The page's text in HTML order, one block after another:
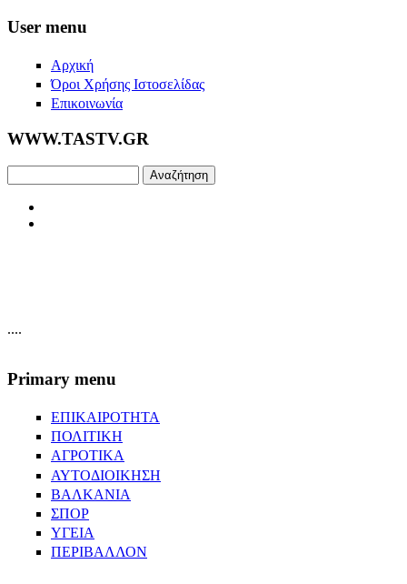
Skip to main content
User menu
Αρχική
Όροι Χρήσης Ιστοσελίδας
Επικοινωνία
WWW.TASTV.GR
....
Primary menu
ΕΠΙΚΑΙΡΟΤΗΤΑ
ΠΟΛΙΤΙΚΗ
ΑΓΡΟΤΙΚΑ
ΑΥΤΟΔΙΟΙΚΗΣΗ
ΒΑΛΚΑΝΙΑ
ΣΠΟΡ
ΥΓΕΙΑ
ΠΕΡΙΒΑΛΛΟΝ